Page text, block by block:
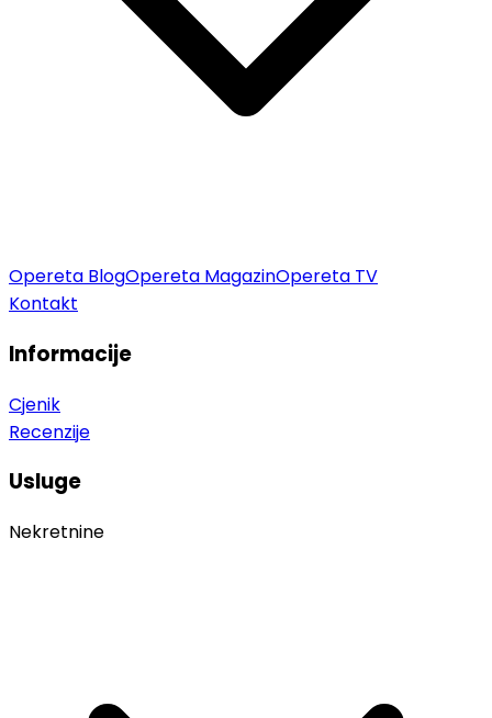
Opereta BlogOpereta MagazinOpereta TV
Kontakt
Informacije
Cjenik
Recenzije
Usluge
Nekretnine